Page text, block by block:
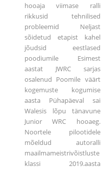
hooaja viimase ralli
rikkusid tehnilised
probleemid Neljast
sõidetud etapist kahel
jõudsid eestlased
poodiumile Esimest
aastat JWRC sarjas
osalenud Poomile väärt
kogemuste kogumise
aasta Pühapäeval sai
Walesis lõpu tänavune
Junior WRC hooaeg.
Noortele pilootidele
mõeldud autoralli
maailmameistrivõistluste
klassi 2019.aasta